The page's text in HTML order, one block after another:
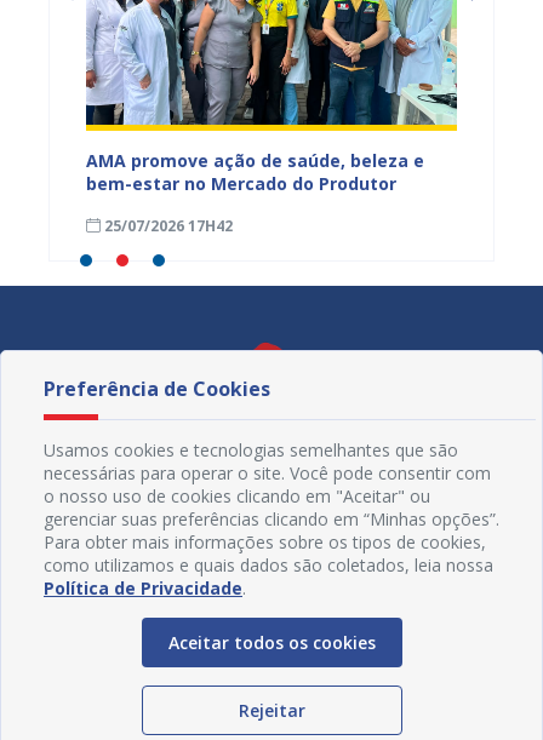
AMA promove ação de saúde, beleza e
bem-estar no Mercado do Produtor
25/07/2026 17H42
Redes Sociais
Preferência de Cookies
Usamos cookies e tecnologias semelhantes que são
necessárias para operar o site. Você pode consentir com
o nosso uso de cookies clicando em "Aceitar" ou
gerenciar suas preferências clicando em “Minhas opções”.
Para obter mais informações sobre os tipos de cookies,
como utilizamos e quais dados são coletados, leia nossa
Política de Privacidade.
Aceitar todos os cookies
Rejeitar